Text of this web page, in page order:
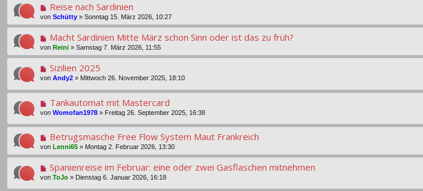
Reise nach Sardinien
von Schütty » Sonntag 15. März 2026, 10:27
Macht Sardinien Mitte März schon Sinn oder ist das zu früh?
von Reini » Samstag 7. März 2026, 11:55
Sizilien 2025
von Andy2 » Mittwoch 26. November 2025, 18:10
Tankautomat mit Mastercard
von Womofan1978 » Freitag 26. September 2025, 16:38
Betrugsmasche Free Flow System Maut Frankreich
von Lenni65 » Montag 2. Februar 2026, 13:30
Spanienreise im Februar: eine oder zwei Gasflaschen mitnehmen
von ToJo » Dienstag 6. Januar 2026, 16:18